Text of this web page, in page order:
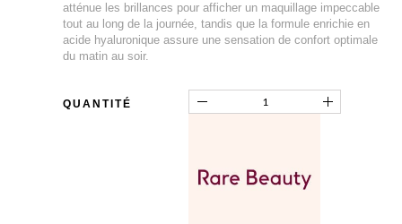
atténue les brillances pour afficher un maquillage impeccable
tout au long de la journée, tandis que la formule enrichie en
acide hyaluronique assure une sensation de confort optimale
du matin au soir.
QUANTITÉ